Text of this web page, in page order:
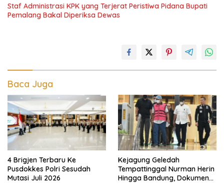
Staf Administrasi KPK yang Terjerat Peristiwa Pidana Bupati
Pemalang Bakal Diperiksa Dewas
Baca Juga
4 Brigjen Terbaru Ke
Pusdokkes Polri Sesudah
Mutasi Juli 2026
Kejagung Geledah
Tempattinggal Nurman Herin
Hingga Bandung, Dokumen